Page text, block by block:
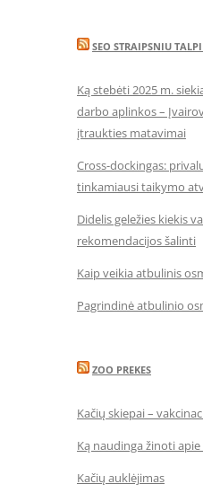
SEO STRAIPSNIU
Ką stebėti 2025 m.
darbo aplinkos –
įtraukties matavimai
Cross-dockingas:
tinkamiausi taikymo
Didelis geležies kiekis
rekomendacijos šalinti
Kaip veikia atbulinis
Pagrindinė atbulinio
ZOO PREKES
Kačių skiepai –
Ką naudinga žinoti
Kačių auklėjimas